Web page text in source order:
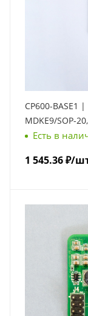
CP600-BASE1
MDKE9/SOP-
Есть в
1 545.36₽/